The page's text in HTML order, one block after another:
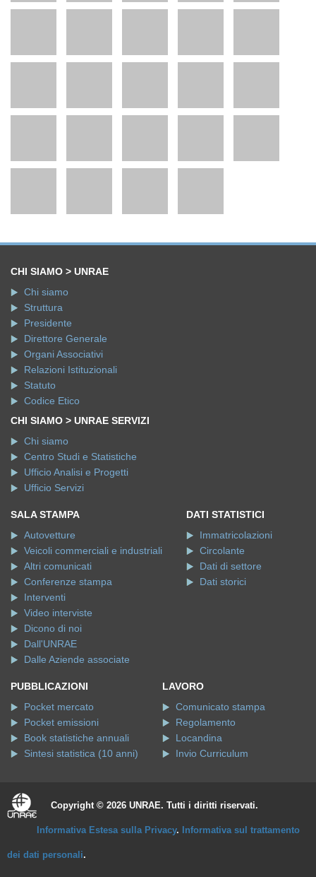
CHI SIAMO > UNRAE
Chi siamo
Struttura
Presidente
Direttore Generale
Organi Associativi
Relazioni Istituzionali
Statuto
Codice Etico
CHI SIAMO > UNRAE SERVIZI
Chi siamo
Centro Studi e Statistiche
Ufficio Analisi e Progetti
Ufficio Servizi
SALA STAMPA
Autovetture
Veicoli commerciali e industriali
Altri comunicati
Conferenze stampa
Interventi
Video interviste
Dicono di noi
Dall'UNRAE
Dalle Aziende associate
DATI STATISTICI
Immatricolazioni
Circolante
Dati di settore
Dati storici
PUBBLICAZIONI
Pocket mercato
Pocket emissioni
Book statistiche annuali
Sintesi statistica (10 anni)
LAVORO
Comunicato stampa
Regolamento
Locandina
Invio Curriculum
Copyright © 2026 UNRAE. Tutti i diritti riservati.
Informativa Estesa sulla Privacy. Informativa sul trattamento
dei dati personali.